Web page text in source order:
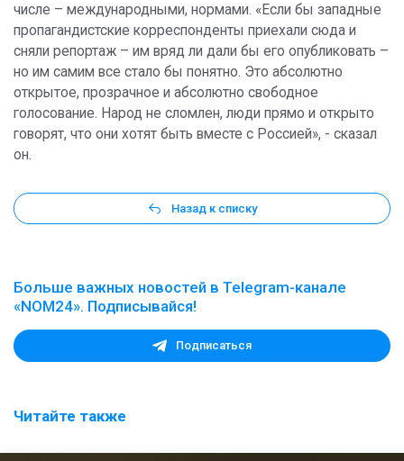
числе – международными, нормами. «Если бы западные
пропагандистские корреспонденты приехали сюда и
сняли репортаж – им вряд ли дали бы его опубликовать –
но им самим все стало бы понятно. Это абсолютно
открытое, прозрачное и абсолютно свободное
голосование. Народ не сломлен, люди прямо и открыто
говорят, что они хотят быть вместе с Россией», - сказал
он.
Назад к списку
Больше важных новостей в Telegram-канале
«NOM24». Подписывайся!
Подписаться
Читайте также